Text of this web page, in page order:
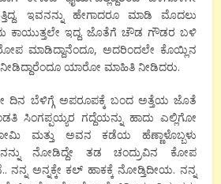
ಇವನನ್ನು ಹೇಗಾದರೂ ಮಾಡಿ ಮೊದಲು
ಕಾಯುತ್ತಲೇ ಇದ್ದ. ಜೊತೆಗೆ ಚೌಡ ಗೌಡರ ಬಳಿ
ಮಾಡಿದ್ದಾನೆಂದೂ, ಅದರಿಂದಲೇ ಕೊಯ್ಲಿನ
ಯಾರೋ ಮಾಹಿತಿ ನೀಡಿದರು.
ಬೆಳಿಗ್ಗೆ ಅಪರೂಪಕ್ಕೆ ಬಂದ ಅತ್ತೆಯ ಜೊತೆ
ಸಿಂಗಪ್ಪಯ್ಯರ ಗದ್ದೆಯನ್ನು ಹಾದು ಎಲ್ಲಿಗೋ
ಮತ್ತು ಅವನ ಕಡೆಯ ಹೆಣ್ಣಾಳೊಬ್ಬಳು
ನೋಡಿದ್ದೇ ತಡ ಚಂದ್ರುವಿನ ಕೋಪ
ನನ್ನ ಅನ್ನಕ್ಕೇ ಕಲ್ ಹಾಕಕ್ಕೆ ನೋಡ್ತಿದೀಯ. ನನ್ನ